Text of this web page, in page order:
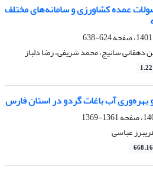
عمده کشاورزی و سامانه‌های مختلف
624-638
دهقانی سانیج، محمد شریفی، رضا دلباز
آب باغات گردو در استان فارس
1361-1369
عباسی